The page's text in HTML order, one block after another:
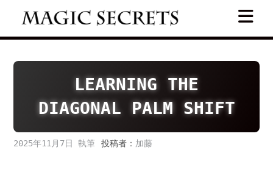
LEARNING THE
DIAGONAL PALM SHIFT
2025年11月7日 投稿者： 加藤